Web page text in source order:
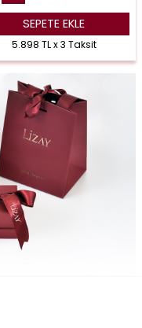
SEPETE EKLE
5.898 TL x 3 Taksit